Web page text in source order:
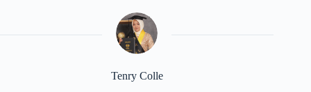
Tenry Colle